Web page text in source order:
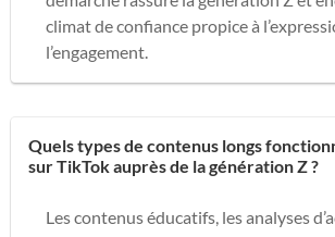
climat de confiance propice à
l’engagement.
Quels types de contenus longs
sur TikTok auprès de la génération Z ?
Les contenus éducatifs, les analyses